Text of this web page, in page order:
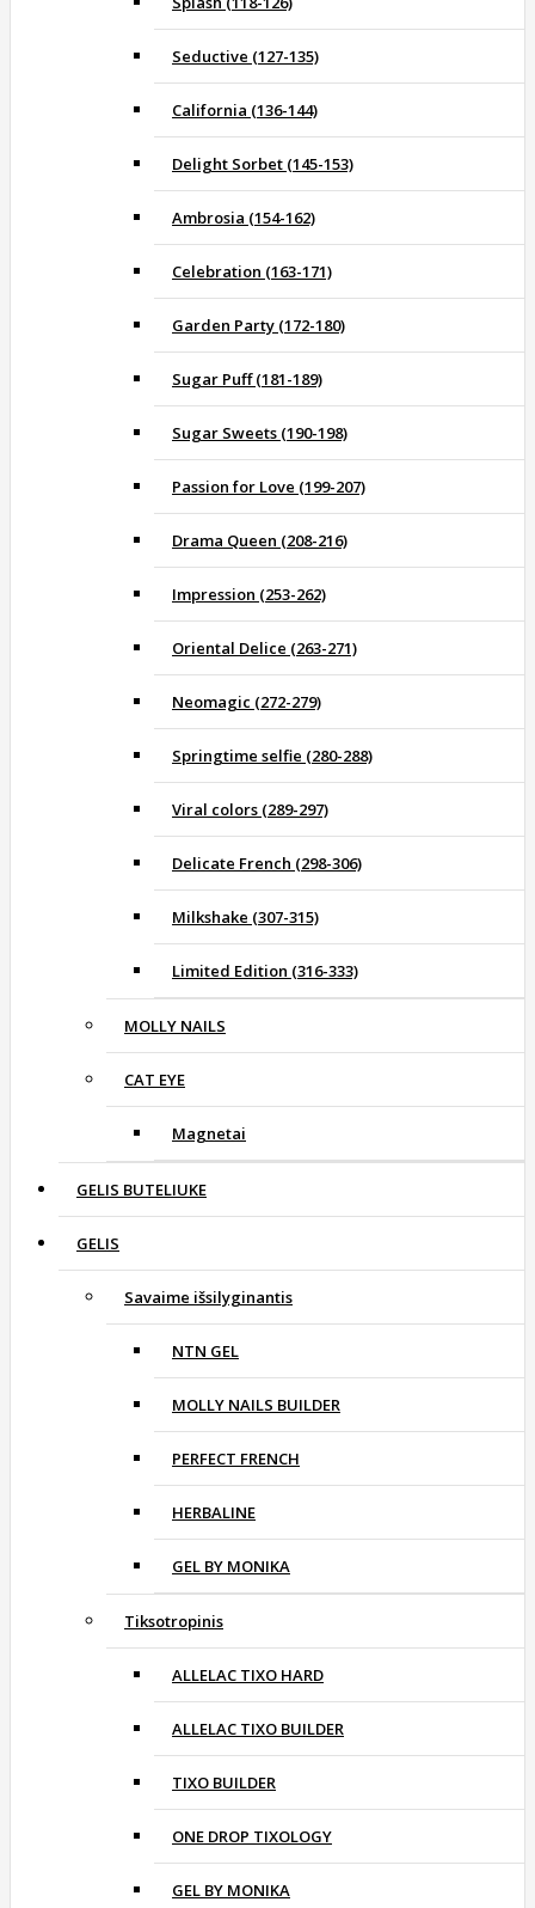
Seductive (127-135)
California (136-144)
Delight Sorbet (145-153)
Ambrosia (154-162)
Celebration (163-171)
Garden Party (172-180)
Sugar Puff (181-189)
Sugar Sweets (190-198)
Passion for Love (199-207)
Drama Queen (208-216)
Impression (253-262)
Oriental Delice (263-271)
Neomagic (272-279)
Springtime selfie (280-288)
Viral colors (289-297)
Delicate French (298-306)
Milkshake (307-315)
Limited Edition (316-333)
MOLLY NAILS
CAT EYE
Magnetai
GELIS BUTELIUKE
GELIS
Savaime išsilyginantis
NTN GEL
MOLLY NAILS BUILDER
PERFECT FRENCH
HERBALINE
GEL BY MONIKA
Tiksotropinis
ALLELAC TIXO HARD
ALLELAC TIXO BUILDER
TIXO BUILDER
ONE DROP TIXOLOGY
GEL BY MONIKA